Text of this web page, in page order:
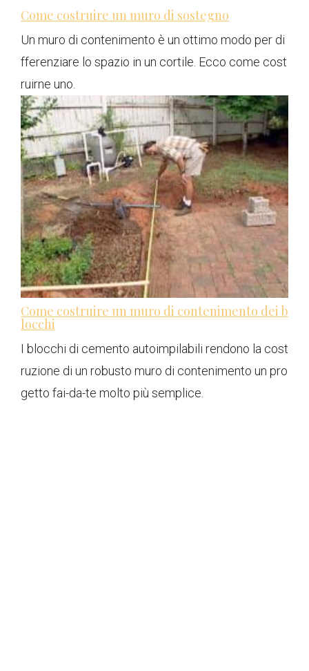
Come costruire un muro di sostegno
Un muro di contenimento è un ottimo modo per di
fferenziare lo spazio in un cortile. Ecco come cost
ruirne uno.
Come costruire un muro di contenimento dei b
locchi
I blocchi di cemento autoimpilabili rendono la cost
ruzione di un robusto muro di contenimento un pro
getto fai-da-te molto più semplice.